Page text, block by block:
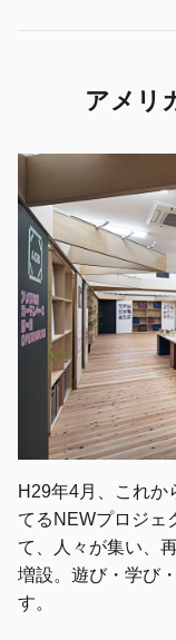
アメリ
H29年4月、これか
てるNEWプロジェ
て、人々が集い、
増設。遊び・学び
す。